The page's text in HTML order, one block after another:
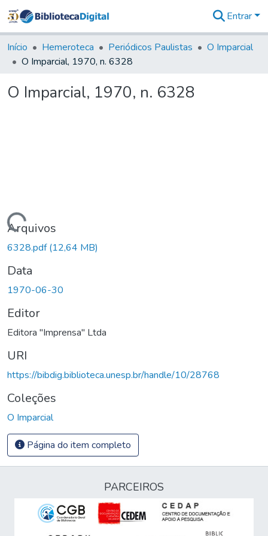
&
Coleções
Tudo na
Digital
Entrar
Início Hemeroteca Periódicos Paulistas
O Imparcial
O Imparcial, 1970, n. 6328
O Imparcial, 1970, n. 6328
Carregando...
Arquivos
6328.pdf(12,64 MB)
Data
1970-06-30
Editor
Editora "Imprensa" Ltda
URI
https://bibdig.biblioteca.unesp.br/handle/10/28768
Coleções
O Imparcial
Página do item completo
PARCEIROS